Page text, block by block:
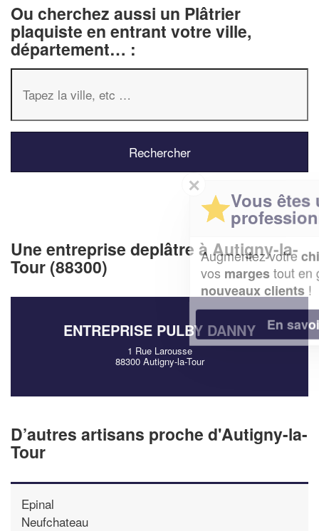
Ou cherchez aussi un Plâtrier
plaquiste en entrant votre ville,
département… :
Une entreprise deplâtre à Autigny-la-
Tour (88300)
ENTREPRISE PULBY DANNY
1 Rue Larousse
88300 Autigny-la-Tour
D’autres artisans proche d'Autigny-la-
Tour
Epinal
Neufchateau
Vous êtes un
professionnel ?
Augmentez votrechiffre d'affaireset
vos
tout en gagnant de
En savoir plus